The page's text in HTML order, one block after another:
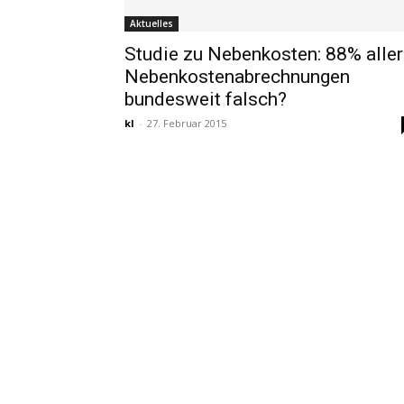
Aktuelles
Studie zu Nebenkosten: 88% aller
Nebenkostenabrechnungen
bundesweit falsch?
kl - 27. Februar 2015